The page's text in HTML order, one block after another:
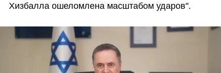
Хизбалла ошеломлена масштабом ударов".